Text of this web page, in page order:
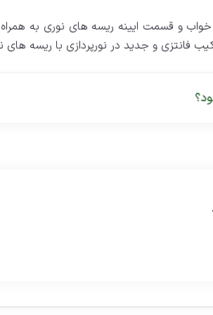
و قسمت ایینه ریسه های نوری به
فانتزی و جدید در نورپردازی با ریسه